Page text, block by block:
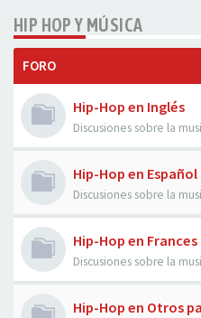
HIP HOP Y MÚSICA
FORO
Hip-Hop en Inglés
Discusiones sobre la
Hip-Hop en Español
Discusiones sobre la
Hip-Hop en Frances
Discusiones sobre la
Hip-Hop en Otros